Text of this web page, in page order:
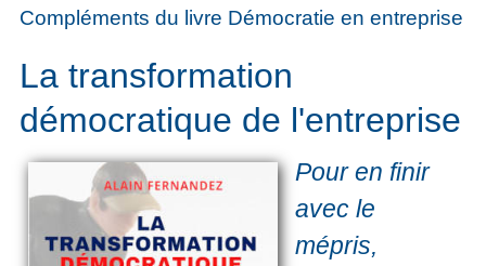
Compléments du livre Démocratie en entreprise
La transformation
démocratique de l'entreprise
Pour en finir
avec le
mépris,